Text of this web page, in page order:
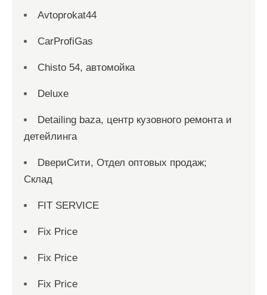
Avtoprokat44
CarProfiGas
Chisto 54, автомойка
Deluxe
Detailing baza, центр кузовного ремонта и
детейлинга
DвериСити, Отдел оптовых продаж;
Склад
FIT SERVICE
Fix Price
Fix Price
Fix Price